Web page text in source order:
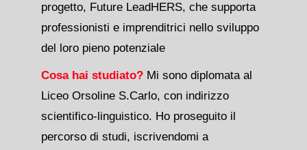
progetto, Future LeadHERS, che supporta
professionisti e imprenditrici nello sviluppo
del loro pieno potenziale
Cosa hai studiato?Mi sono diplomata al
Liceo Orsoline S.Carlo, con indirizzo
scientifico-linguistico. Ho proseguito il
percorso di studi, iscrivendomi a